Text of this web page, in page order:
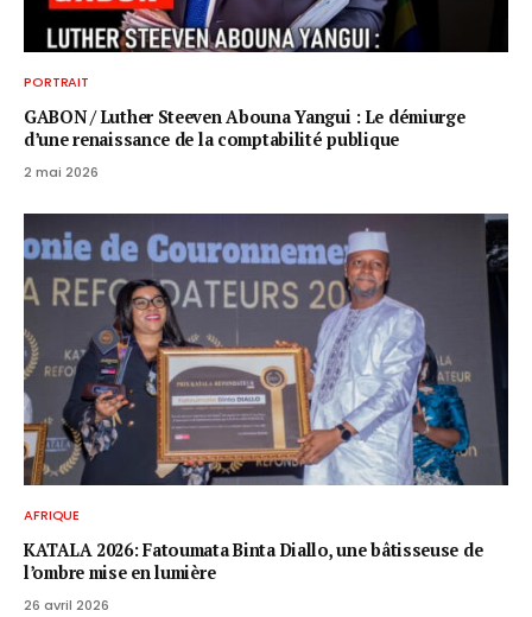
PORTRAIT
GABON / ​Luther Steeven Abouna Yangui : Le démiurge
d’une renaissance de la comptabilité publique
2 mai 2026
AFRIQUE
KATALA 2026: Fatoumata Binta Diallo, une bâtisseuse de
l’ombre mise en lumière
26 avril 2026